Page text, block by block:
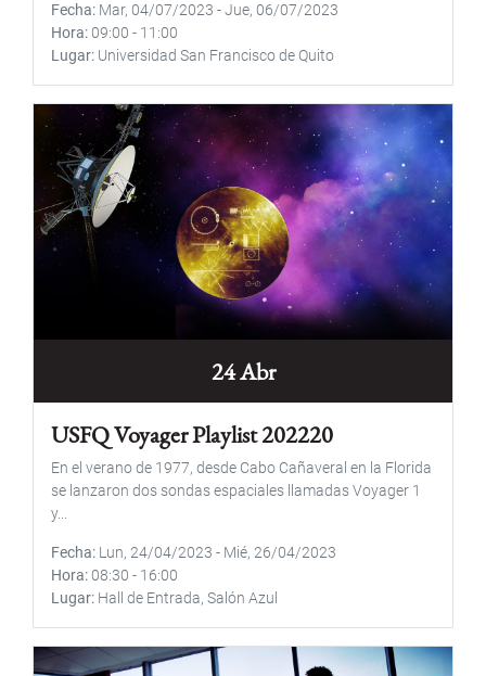
Fecha Mar, 04/07/2023 -Jue, 06/07/2023
Hora 09:00 - 11:00
Lugar Universidad San Francisco de Quito
24 Abr
USFQ Voyager Playlist 202220
En el verano de 1977, desde Cabo Cañaveral en la Florida
se lanzaron dos sondas espaciales llamadas Voyager 1
y...
Fecha Lun, 24/04/2023 - Mié, 26/04/2023
Hora 08:30 - 16:00
Lugar Hall de Entrada, Salón Azul